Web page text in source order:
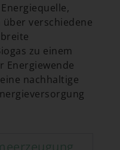
verschiedene
zu einem
Energiewende
nachhaltige